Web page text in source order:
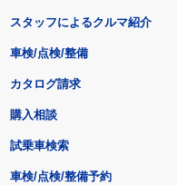
スタッフによるクルマ紹介
車検/点検/整備
カタログ請求
購入相談
試乗車検索
車検/点検/整備予約